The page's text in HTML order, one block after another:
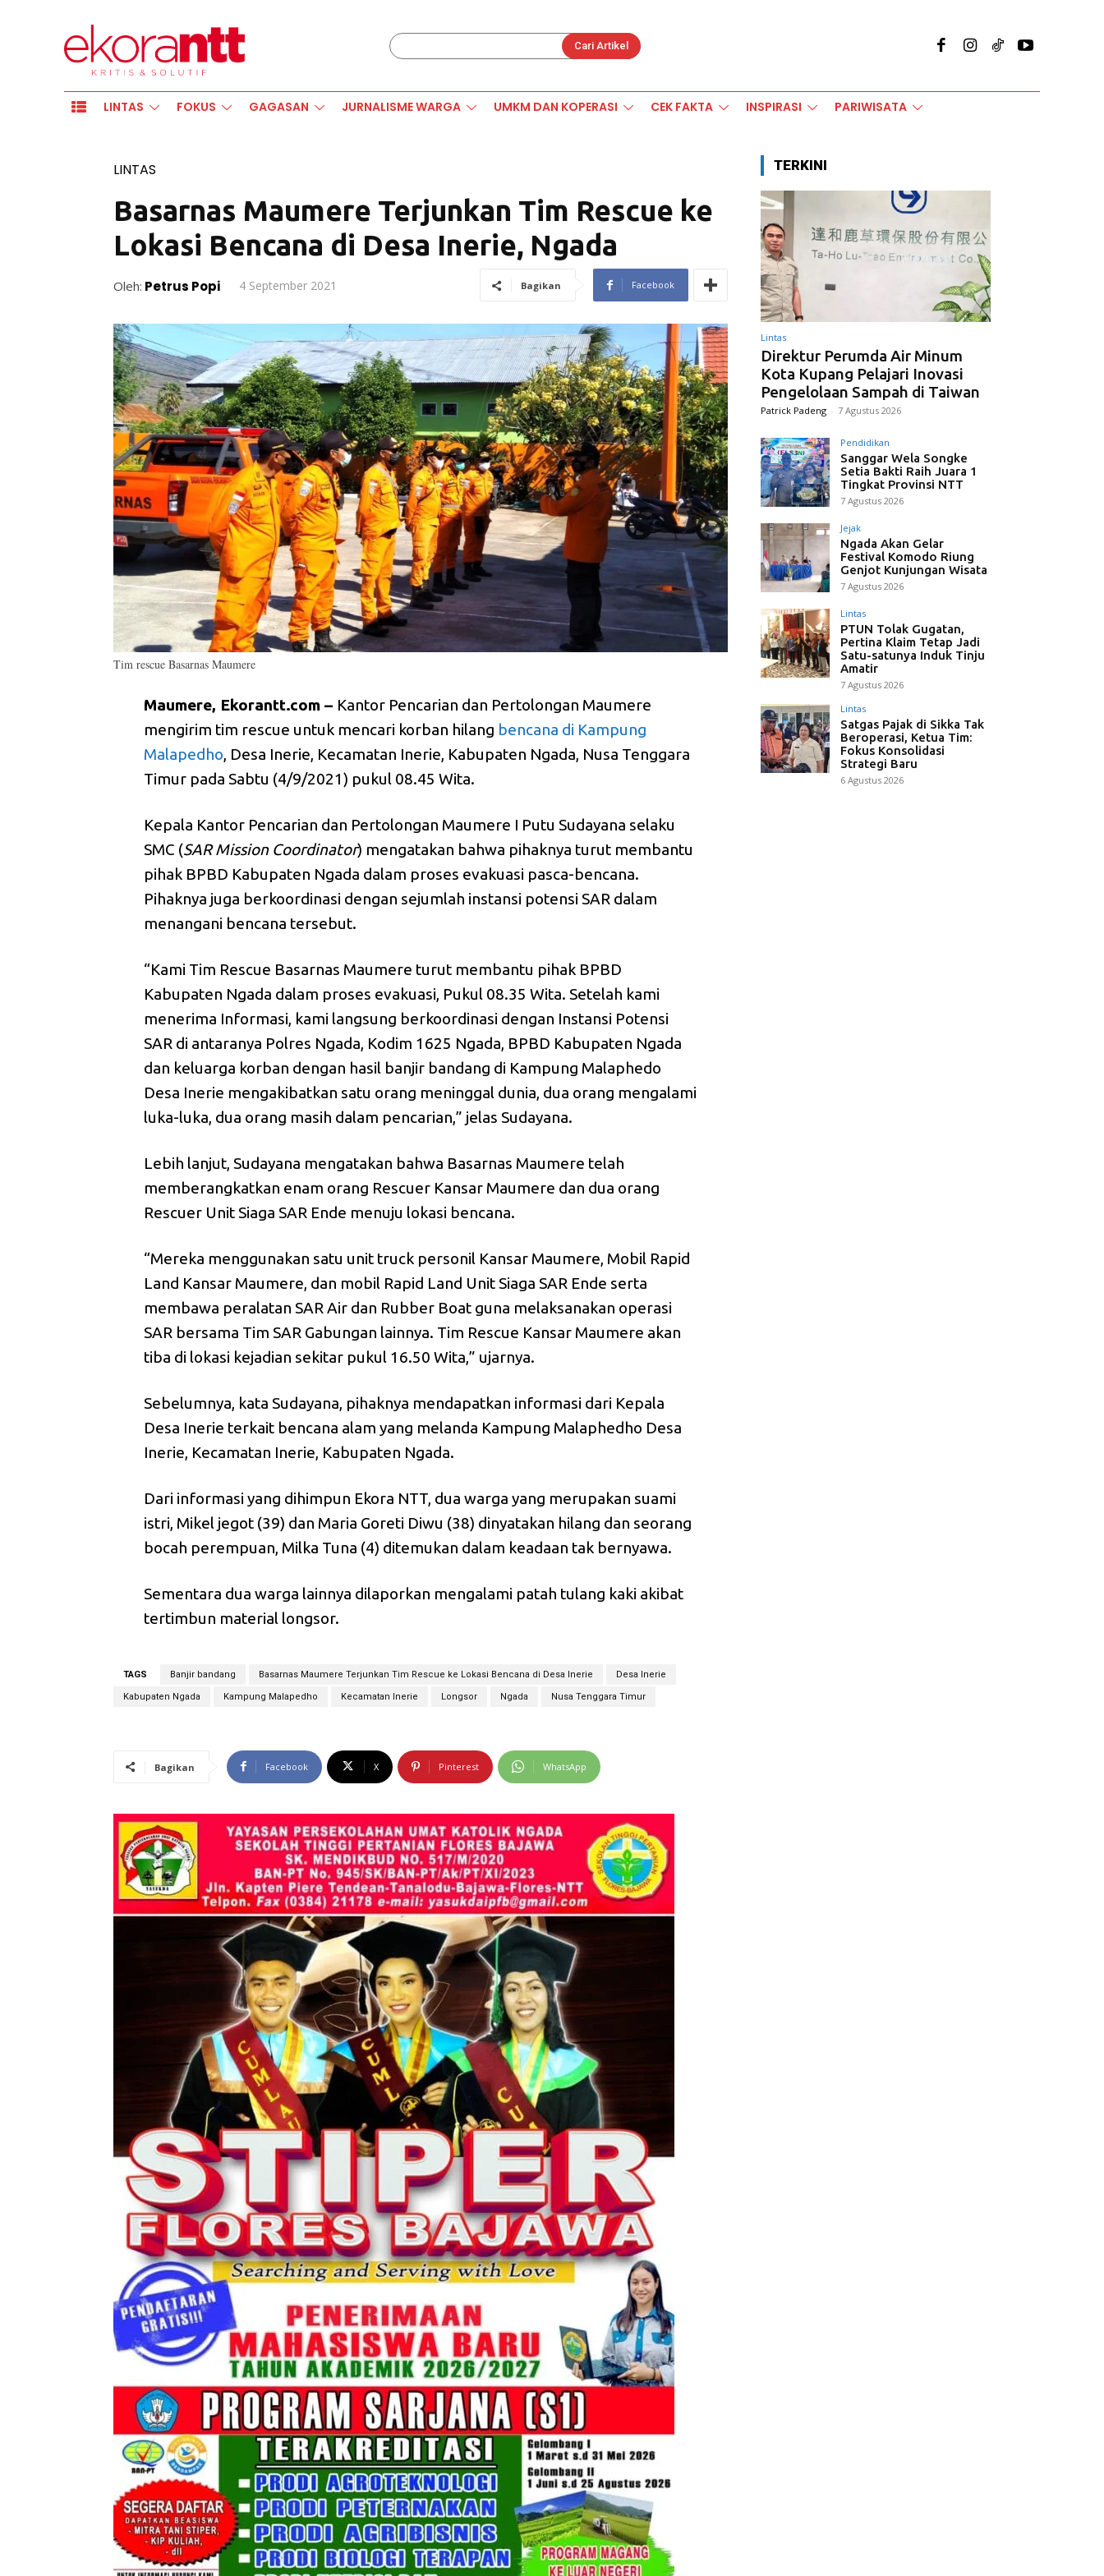
Cari Artikel
LINTAS FOKUS GAGASAN JURNALISME WARGA UMKM DAN KOPERASI CEK FAKTA INSPIRASI PARIWISATA
LINTAS
Basarnas Maumere Terjunkan Tim Rescue ke
Lokasi Bencana di Desa Inerie, Ngada
Oleh: Petrus Popi 4 September 2021 Bagikan Facebook
Tim rescue Basarnas Maumere
Maumere, Ekorantt.com – Kantor Pencarian dan Pertolongan Maumere
mengirim tim rescue untuk mencari korban hilang bencana di Kampung
Malapedho, Desa Inerie, Kecamatan Inerie, Kabupaten Ngada, Nusa Tenggara
Timur pada Sabtu (4/9/2021) pukul 08.45 Wita.
Kepala Kantor Pencarian dan Pertolongan Maumere I Putu Sudayana selaku
SMC (SAR Mission Coordinator) mengatakan bahwa pihaknya turut membantu
pihak BPBD Kabupaten Ngada dalam proses evakuasi pasca-bencana.
Pihaknya juga berkoordinasi dengan sejumlah instansi potensi SAR dalam
menangani bencana tersebut.
“Kami Tim Rescue Basarnas Maumere turut membantu pihak BPBD
Kabupaten Ngada dalam proses evakuasi, Pukul 08.35 Wita. Setelah kami
menerima Informasi, kami langsung berkoordinasi dengan Instansi Potensi
SAR di antaranya Polres Ngada, Kodim 1625 Ngada, BPBD Kabupaten Ngada
dan keluarga korban dengan hasil banjir bandang di Kampung Malaphedo
Desa Inerie mengakibatkan satu orang meninggal dunia, dua orang mengalami
luka-luka, dua orang masih dalam pencarian,” jelas Sudayana.
Lebih lanjut, Sudayana mengatakan bahwa Basarnas Maumere telah
memberangkatkan enam orang Rescuer Kansar Maumere dan dua orang
Rescuer Unit Siaga SAR Ende menuju lokasi bencana.
“Mereka menggunakan satu unit truck personil Kansar Maumere, Mobil Rapid
Land Kansar Maumere, dan mobil Rapid Land Unit Siaga SAR Ende serta
membawa peralatan SAR Air dan Rubber Boat guna melaksanakan operasi
SAR bersama Tim SAR Gabungan lainnya. Tim Rescue Kansar Maumere akan
tiba di lokasi kejadian sekitar pukul 16.50 Wita,” ujarnya.
Sebelumnya, kata Sudayana, pihaknya mendapatkan informasi dari Kepala
Desa Inerie terkait bencana alam yang melanda Kampung Malaphedho Desa
Inerie, Kecamatan Inerie, Kabupaten Ngada.
Dari informasi yang dihimpun Ekora NTT, dua warga yang merupakan suami
istri, Mikel jegot (39) dan Maria Goreti Diwu (38) dinyatakan hilang dan seorang
bocah perempuan, Milka Tuna (4) ditemukan dalam keadaan tak bernyawa.
Sementara dua warga lainnya dilaporkan mengalami patah tulang kaki akibat
tertimbun material longsor.
TAGS Banjir bandang Basarnas Maumere Terjunkan Tim Rescue ke Lokasi Bencana di Desa Inerie Desa Inerie
Kabupaten Ngada Kampung Malapedho Kecamatan Inerie Longsor Ngada Nusa Tenggara Timur
Bagikan Facebook X Pinterest WhatsApp
TERKINI
Lintas
Direktur Perumda Air Minum
Kota Kupang Pelajari Inovasi
Pengelolaan Sampah di Taiwan
Patrick Padeng - 7 Agustus 2026
Pendidikan
Sanggar Wela Songke
Setia Bakti Raih Juara 1
Tingkat Provinsi NTT
7 Agustus 2026
Jejak
Ngada Akan Gelar
Festival Komodo Riung
Genjot Kunjungan Wisata
7 Agustus 2026
Lintas
PTUN Tolak Gugatan,
Pertina Klaim Tetap Jadi
Satu-satunya Induk Tinju
Amatir
7 Agustus 2026
Lintas
Satgas Pajak di Sikka Tak
Beroperasi, Ketua Tim:
Fokus Konsolidasi
Strategi Baru
6 Agustus 2026